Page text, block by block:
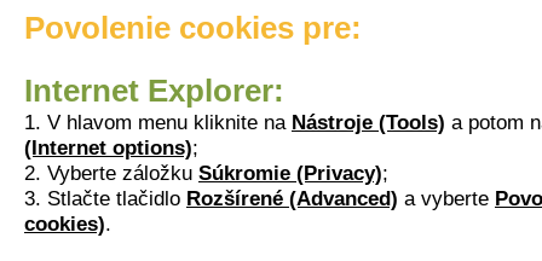
Povolenie cookies pre:
Internet Explorer:
1. V hlavom menu kliknite na Nástroje (Tools) a potom
(Internet options);
2. Vyberte záložku Súkromie (Privacy);
3. Stlačte tlačidlo Rozšírené (Advanced) a vyberte
cookies).